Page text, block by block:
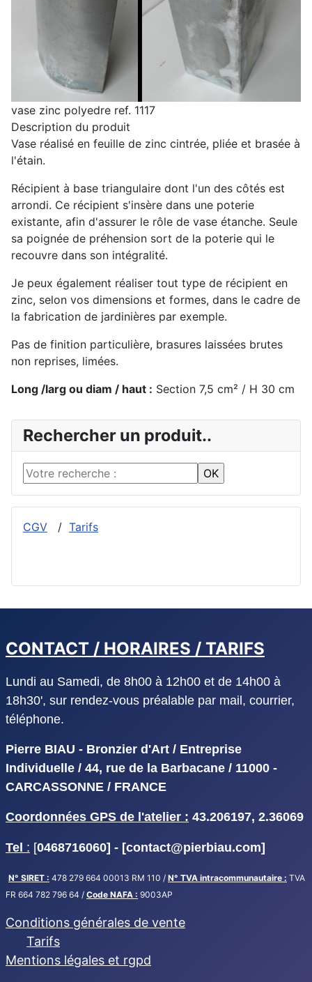
Rechercher un produit..
CGV / Tarifs
vase zinc polyedre ref. 1117
Description du produit
Vase réalisé en feuille de zinc cintrée, pliée et brasée à
l'étain.
Récipient à base triangulaire dont l'un des côtés est
arrondi. Ce récipient s'insère dans une poterie
existante, afin d'assurer le rôle de vase étanche. Seule
sa poignée de préhension sort de la poterie qui le
recouvre dans son intégralité.
Je peux également réaliser tout type de récipient en
zinc, selon vos dimensions et formes, dans le cadre de
la fabrication de jardinières par exemple.
Pas de finition particulière, brasures laissées brutes
non reprises, limées.
Long /larg ou diam / haut : Section 7,5 cm² / H 30 cm
CONTACT / HORAIRES / TARIFS
Lundi au Samedi, de 8h00 à 12h00 et de 14h00 à
18h30', sur rendez-vous préalable par mail, courrier,
téléphone.
Pierre BIAU - Bronzier d'Art / Entreprise
Individuelle / 44, rue de la Barbacane / 11000 -
CARCASSONNE / FRANCE
Coordonnées GPS de l'atelier : 43.206197, 2.36069
Tel : [0468716060] - [contact@pierbiau.com]
N° SIRET : 478 279 664 00013 RM 110 / N° TVA intracommunautaire : TVA
FR 664 782 796 64 / Code NAFA : 9003AP
Conditions générales de vente
Tarifs
Mentions légales et rgpd